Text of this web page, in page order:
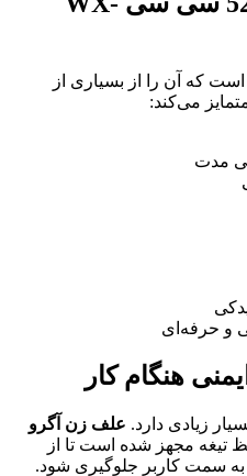
که آن را از بسیاری از
می‌کند:
مدت
و حرفه‌ای
هنگام کار
زیادی دارد. علف زن آگرو
تیغه مجهز شده است تا از
به سمت کاربر جلوگیری شود.